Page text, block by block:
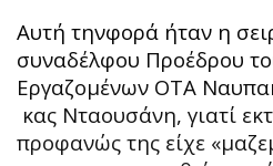
Αυτή τηνφορά ήταν η
συναδέλφου Προέδρου
Εργαζομένων ΟΤΑ
κας Νταουσάνη, γιατί
προφανώς της είχε